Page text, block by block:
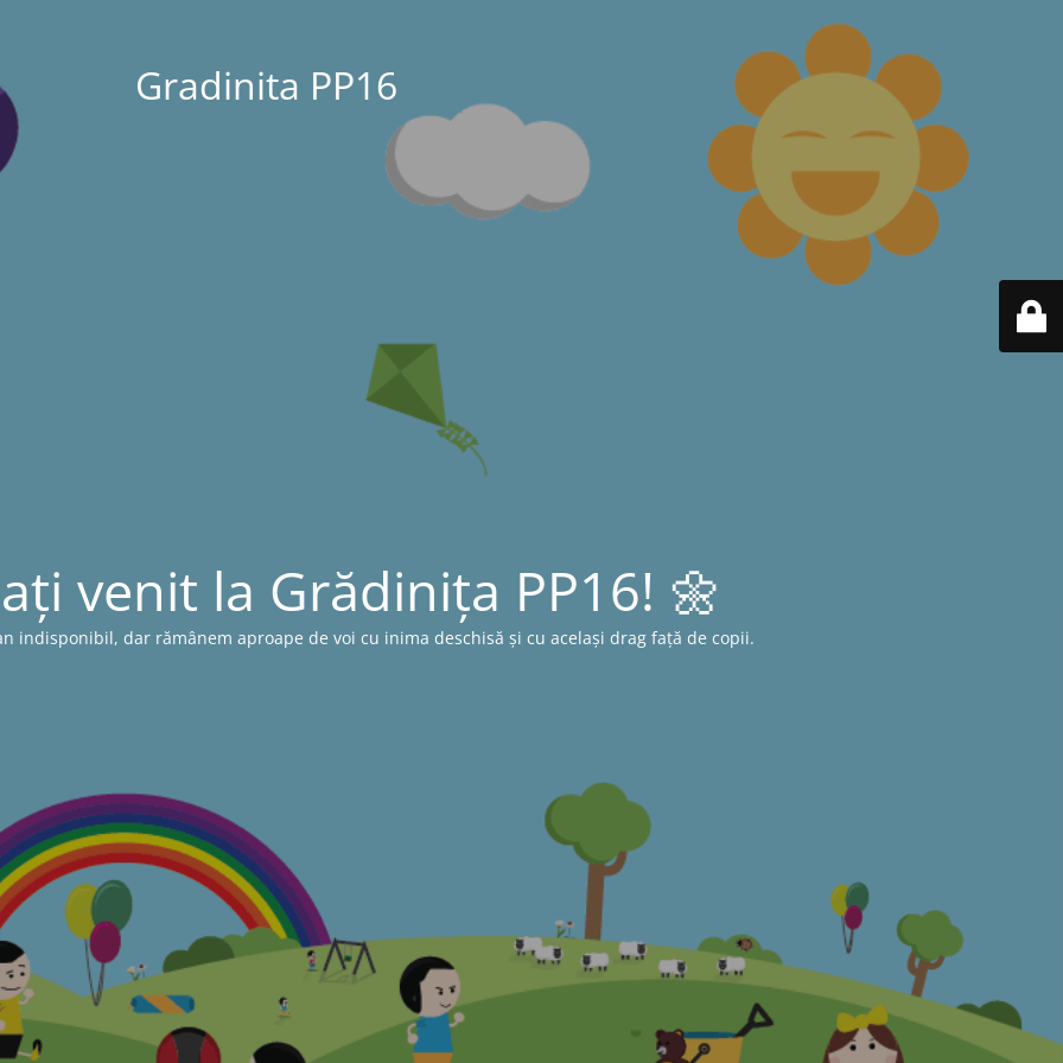
Gradinita PP16
venit la Grădinița PP16! 🌼
indisponibil, dar rămânem aproape de voi cu inima deschisă și cu același drag față de copii.